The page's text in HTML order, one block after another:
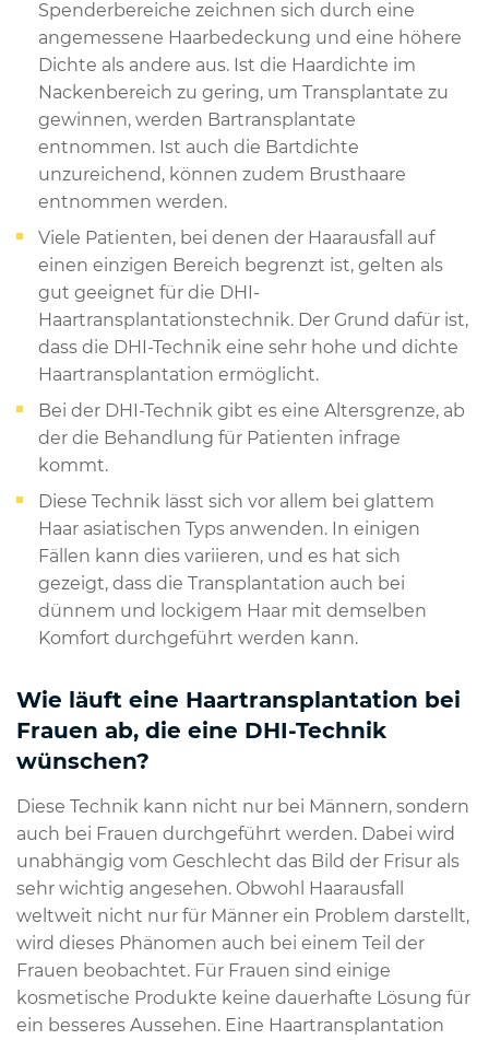
Spenderbereiche zeichnen sich durch eine
angemessene Haarbedeckung und eine höhere
Dichte als andere aus. Ist die Haardichte im
Nackenbereich zu gering, um Transplantate zu
gewinnen, werden Bartransplantate
entnommen. Ist auch die Bartdichte
unzureichend, können zudem Brusthaare
entnommen werden.
Viele Patienten, bei denen der Haarausfall auf
einen einzigen Bereich begrenzt ist, gelten als
gut geeignet für die DHI-
Haartransplantationstechnik. Der Grund dafür ist,
dass die DHI-Technik eine sehr hohe und dichte
Haartransplantation ermöglicht.
Bei der DHI-Technik gibt es eine Altersgrenze, ab
der die Behandlung für Patienten infrage
kommt.
Diese Technik lässt sich vor allem bei glattem
Haar asiatischen Typs anwenden. In einigen
Fällen kann dies variieren, und es hat sich
gezeigt, dass die Transplantation auch bei
dünnem und lockigem Haar mit demselben
Komfort durchgeführt werden kann.
Wie läuft eine Haartransplantation bei
Frauen ab, die eine DHI-Technik
wünschen?
Diese Technik kann nicht nur bei Männern, sondern
auch bei Frauen durchgeführt werden. Dabei wird
unabhängig vom Geschlecht das Bild der Frisur als
sehr wichtig angesehen. Obwohl Haarausfall
weltweit nicht nur für Männer ein Problem darstellt,
wird dieses Phänomen auch bei einem Teil der
Frauen beobachtet. Für Frauen sind einige
kosmetische Produkte keine dauerhafte Lösung für
ein besseres Aussehen. Eine Haartransplantation